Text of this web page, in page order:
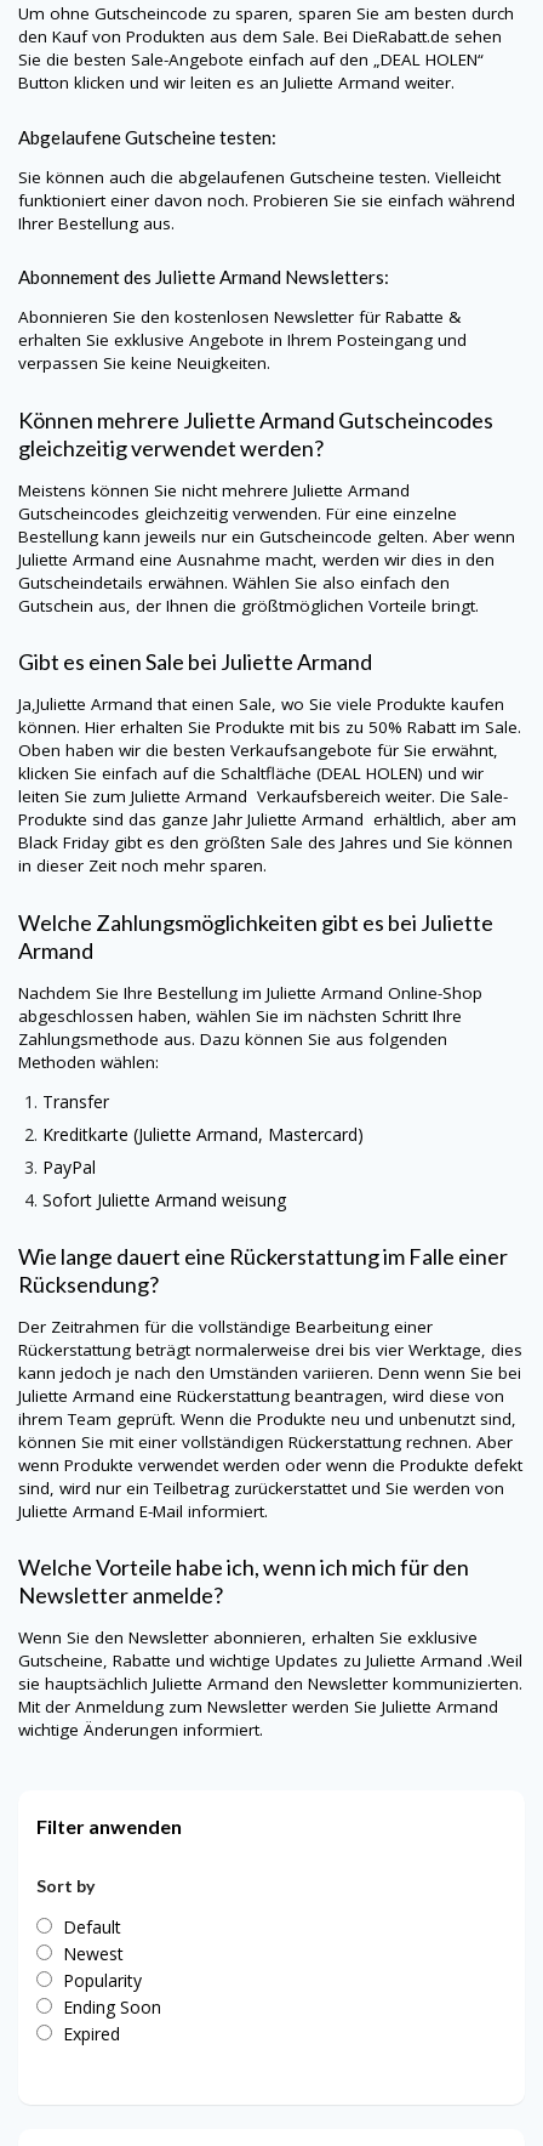
Um ohne Gutscheincode zu sparen, sparen Sie am besten durch
den Kauf von Produkten aus dem Sale. Bei DieRabatt.de sehen
Sie die besten Sale-Angebote einfach auf den „DEAL HOLEN“
Button klicken und wir leiten es an Juliette Armand weiter.
Abgelaufene Gutscheine testen:
Sie können auch die abgelaufenen Gutscheine testen. Vielleicht
funktioniert einer davon noch. Probieren Sie sie einfach während
Ihrer Bestellung aus.
Abonnement des Juliette Armand Newsletters:
Abonnieren Sie den kostenlosen Newsletter für Rabatte &
erhalten Sie exklusive Angebote in Ihrem Posteingang und
verpassen Sie keine Neuigkeiten.
Können mehrere Juliette Armand Gutscheincodes
gleichzeitig verwendet werden?
Meistens können Sie nicht mehrere Juliette Armand
Gutscheincodes gleichzeitig verwenden. Für eine einzelne
Bestellung kann jeweils nur ein Gutscheincode gelten. Aber wenn
Juliette Armand eine Ausnahme macht, werden wir dies in den
Gutscheindetails erwähnen. Wählen Sie also einfach den
Gutschein aus, der Ihnen die größtmöglichen Vorteile bringt.
Gibt es einen Sale bei Juliette Armand
Ja,Juliette Armandthat einen Sale, wo Sie viele Produkte kaufen
können. Hier erhalten Sie Produkte mit bis zu 50% Rabatt im Sale.
Oben haben wir die besten Verkaufsangebote für Sie erwähnt,
klicken Sie einfach auf die Schaltfläche (DEAL HOLEN) und wir
leiten Sie zum Juliette Armand Verkaufsbereich weiter. Die Sale-
Produkte sind das ganze Jahr Juliette Armand erhältlich, aber am
Black Friday gibt es den größten Sale des Jahres und Sie können
in dieser Zeit noch mehr sparen.
Welche Zahlungsmöglichkeiten gibt es bei Juliette
Armand
Nachdem Sie Ihre Bestellung im Juliette Armand Online-Shop
abgeschlossen haben, wählen Sie im nächsten Schritt Ihre
Zahlungsmethode aus. Dazu können Sie aus folgenden
Methoden wählen:
Transfer
Kreditkarte (Juliette Armand, Mastercard)
PayPal
Sofort Juliette Armand weisung
Wie lange dauert eine Rückerstattung im Falle einer
Rücksendung?
Der Zeitrahmen für die vollständige Bearbeitung einer
Rückerstattung beträgt normalerweise drei bis vier Werktage, dies
kann jedoch je nach den Umständen variieren. Denn wenn Sie bei
Juliette Armand eine Rückerstattung beantragen, wird diese von
ihrem Team geprüft. Wenn die Produkte neu und unbenutzt sind,
können Sie mit einer vollständigen Rückerstattung rechnen. Aber
wenn Produkte verwendet werden oder wenn die Produkte defekt
sind, wird nur ein Teilbetrag zurückerstattet und Sie werden von
Juliette Armand E-Mail informiert.
Welche Vorteile habe ich, wenn ich mich für den
Newsletter anmelde?
Wenn Sie den Newsletter abonnieren, erhalten Sie exklusive
Gutscheine, Rabatte und wichtige Updates zu Juliette Armand .Weil
sie hauptsächlich Juliette Armand den Newsletter kommunizierten.
Mit der Anmeldung zum Newsletter werden Sie Juliette Armand
wichtige Änderungen informiert.
Filter anwenden
Sort by
Default
Newest
Popularity
Ending Soon
Expired